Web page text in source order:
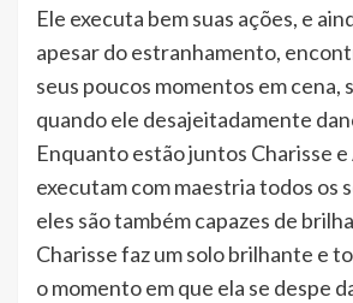
Ele executa bem suas ações, e
apesar do estranhamento,
seus poucos momentos em cena,
quando ele desajeitadamente
Enquanto estão juntos Charisse
executam com maestria todos os
eles são também capazes de
Charisse faz um solo brilhante e
o momento em que ela se despe